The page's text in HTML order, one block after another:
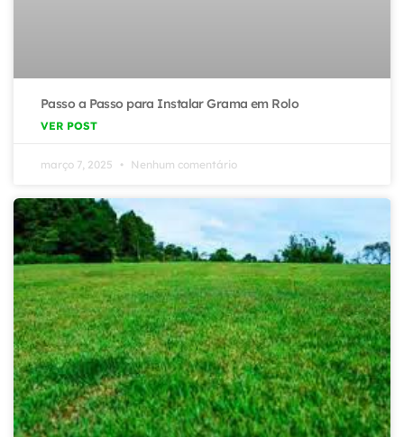
Passo a Passo para Instalar Grama em Rolo
VER POST
março 7, 2025 Nenhum comentário